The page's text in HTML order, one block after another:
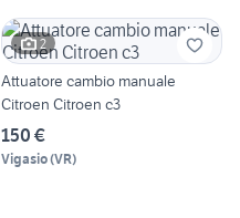
2
Attuatore cambio manuale
Citroen Citroen c3
150 €
Vigasio(VR)